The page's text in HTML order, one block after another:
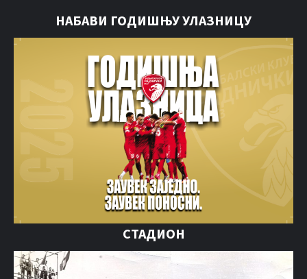
НАБАВИ ГОДИШЊУ УЛАЗНИЦУ
СТАДИОН